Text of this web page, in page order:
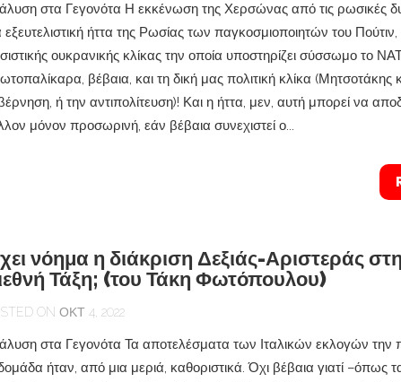
στα Γεγονότα Η εκκένωση της Χερσώνας από τις ρωσικές
εξευτελιστική ήττα της Ρωσίας των παγκοσμιοποιητών του
ουκρανικής κλίκας την οποία υποστηρίζει σύσσωμο το
βέβαια, και τη δική μας πολιτική κλίκα (Μητσοτάκης
ή την αντιπολίτευση)! Και η ήττα, μεν, αυτή μπορεί να
μόνον προσωρινή, εάν βέβαια συνεχιστεί ο...
νόημα η διάκριση Δεξιάς-Αριστεράς
Τάξη; (του Τάκη Φωτόπουλου)
ON ΟΚΤ 4, 2022
στα Γεγονότα Τα αποτελέσματα των Ιταλικών εκλογών την
ήταν, από μια μεριά, καθοριστικά. Όχι βέβαια γιατί –όπως